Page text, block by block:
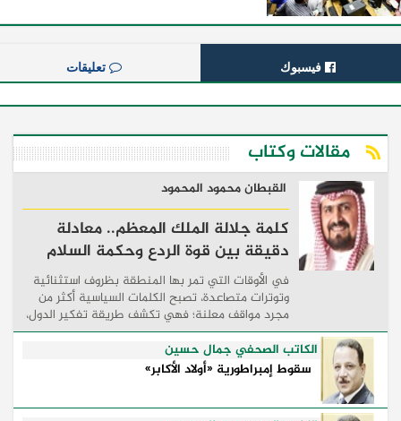
فيسبوك تعليقات
مقالات وكتاب
القبطان محمود المحمود
كلمة جلالة الملك المعظم.. معادلة
دقيقة بين قوة الردع وحكمة السلام
في الأوقات التي تمر بها المنطقة بظروف استثنائية
وتوترات متصاعدة، تصبح الكلمات السياسية أكثر من
مجرد مواقف معلنة؛ فهي تكشف طريقة تفكير الدول،
وكيفية إدارتها للأزمات، والحدود التي تفصل بين القوة
...
الكاتب الصحفي جمال حسين
سقوط إمبراطورية «أولاد الأكابر»